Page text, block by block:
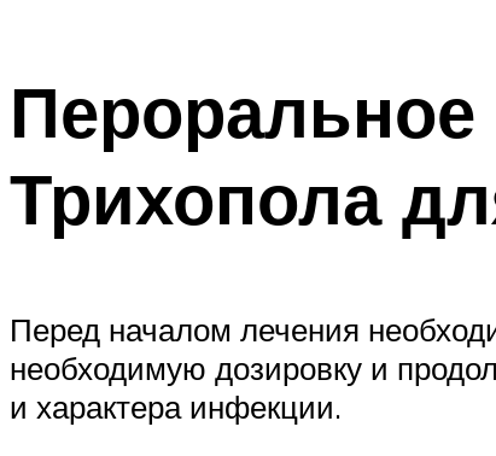
Пероральное
Трихопола
Перед началом лечения
необходимую дозировку и
и характера инфекции.